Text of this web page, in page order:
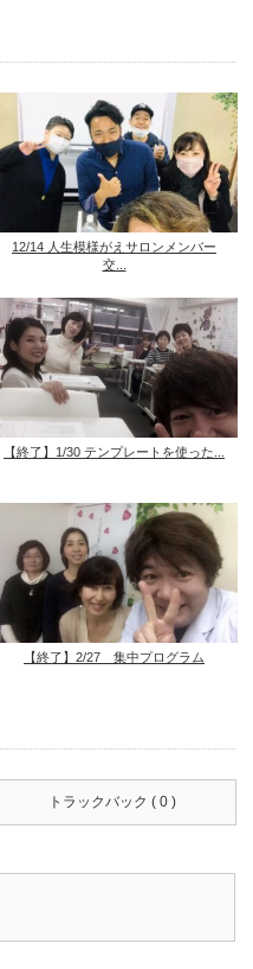
12/14 人生模様がえサロンメンバー
交...
【終了】1/30 テンプレートを使った...
【終了】2/27 集中プログラム
トラックバック ( 0 )